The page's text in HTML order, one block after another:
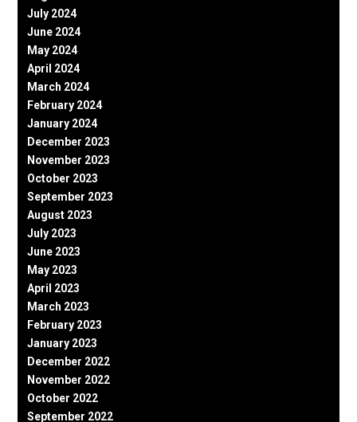
July 2024
June 2024
May 2024
April 2024
March 2024
February 2024
January 2024
December 2023
November 2023
October 2023
September 2023
August 2023
July 2023
June 2023
May 2023
April 2023
March 2023
February 2023
January 2023
December 2022
November 2022
October 2022
September 2022